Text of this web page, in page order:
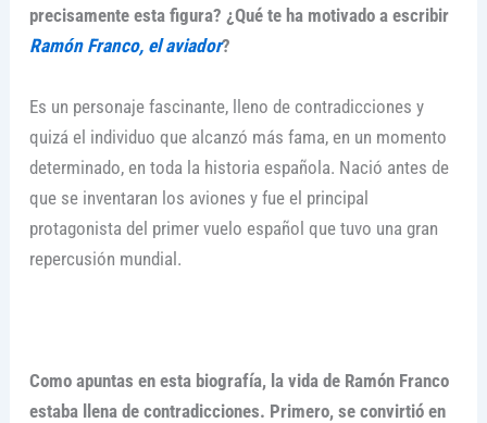
precisamente esta figura? ¿Qué te ha motivado a escribir
Ramón Franco, el aviador?
Es un personaje fascinante, lleno de contradicciones y
quizá el individuo que alcanzó más fama, en un momento
determinado, en toda la historia española. Nació antes de
que se inventaran los aviones y fue el principal
protagonista del primer vuelo español que tuvo una gran
repercusión mundial.
Como apuntas en esta biografía, la vida de Ramón Franco
estaba llena de contradicciones. Primero, se convirtió en